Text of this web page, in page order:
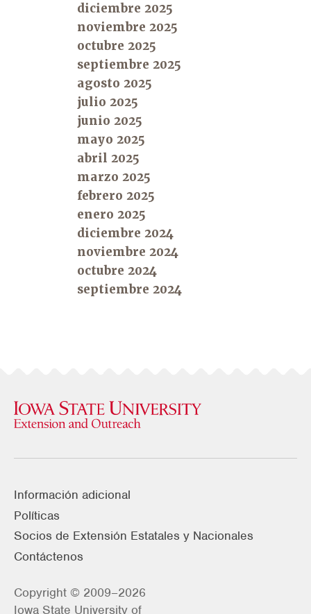
diciembre 2025
noviembre 2025
octubre 2025
septiembre 2025
agosto 2025
julio 2025
junio 2025
mayo 2025
abril 2025
marzo 2025
febrero 2025
enero 2025
diciembre 2024
noviembre 2024
octubre 2024
septiembre 2024
Información adicional
Políticas
Socios de Extensión Estatales y Nacionales
Contáctenos
Copyright © 2009–2026
Iowa State University of